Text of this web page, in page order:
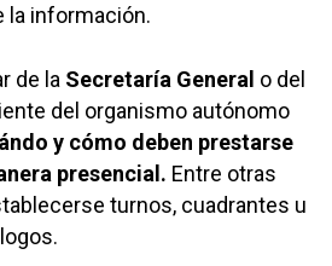
la información.
de la Secretaría General o del
del organismo autónomo
y cómo deben prestarse
presencial. Entre otras
turnos, cuadrantes u